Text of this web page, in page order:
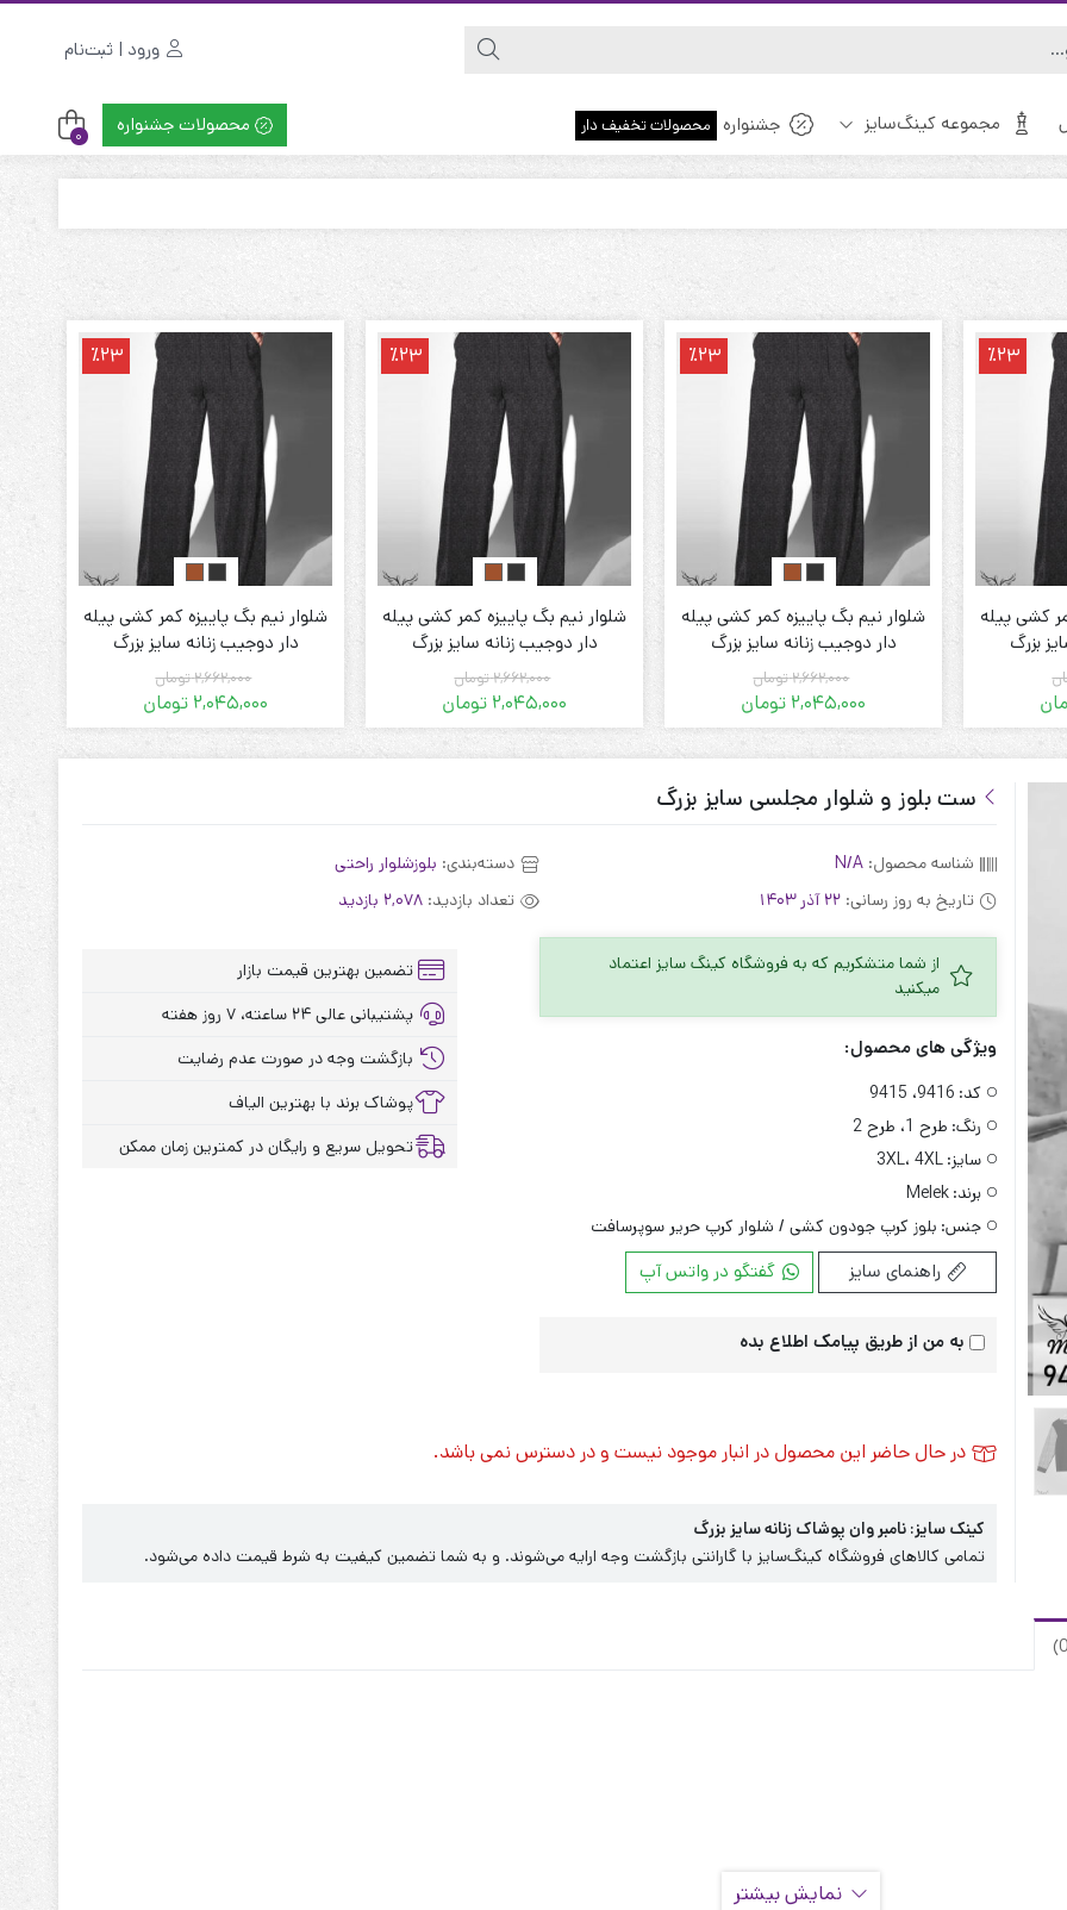
ورود | ثبت‌نام
مجموعه کینگ‌سایز جشنواره محصولات تخفیف دار محصولات جشنواره 0
٪23
کشی پیله
بزرگ
٪23
شلوار نیم بگ پاییزه کمر کشی پیله
دار دوجیب زنانه سایز بزرگ
2,662,000تومان
قیمت
اصلی:
بود.
2,045,000 تومان
قیمت
فعلی:
٪23
شلوار نیم بگ پاییزه کمر کشی پیله
دار دوجیب زنانه سایز بزرگ
2,662,000تومان
قیمت
اصلی:
2,045,000 تومان
قیمت
فعلی:
٪23
شلوار نیم بگ پاییزه کمر کشی پیله
دار دوجیب زنانه سایز بزرگ
2,662,000تومان
قیمت
اصلی:
2,045,000 تومان
قیمت
فعلی:
ست بلوز و شلوار مجلسی سایز بزرگ
شناسه محصول: N/A دسته‌بندی: بلوز‌شلوار راحتی
تاریخ به روز رسانی: 22 آذر 1403 تعداد بازدید:2,078 بازدید
از شما متشکریم که به فروشگاه کینگ سایز اعتماد
میکنید
ویژگی های محصول:
کد: 9416، 9415
رنگ: طرح 1، طرح 2
سایز: 3XL، 4XL
برند: Melek
جنس: بلوز کرپ جودون کشی / شلوار کرپ حریر سوپرسافت
راهنمای سایز گفتگو در واتس آپ
به من از طریق پیامک اطلاع بده
تضمین بهترین قیمت بازار
پشتیبانی عالی ۲۴ ساعته، ۷ روز هفته
بازگشت وجه در صورت عدم رضایت
پوشاک برند با بهترین الیاف
تحویل سریع و رایگان در کمترین زمان ممکن
در حال حاضر این محصول در انبار موجود نیست و در دسترس نمی باشد.
کینک سایز: نامبر وان پوشاک زنانه سایز بزرگ
تمامی کالاهای فروشگاه کینگ‌سایز با گارانتی بازگشت وجه ارایه می‌شوند. و به شما تضمین کیفیت به شرط قیمت داده می‌شود.
نمایش بیشتر